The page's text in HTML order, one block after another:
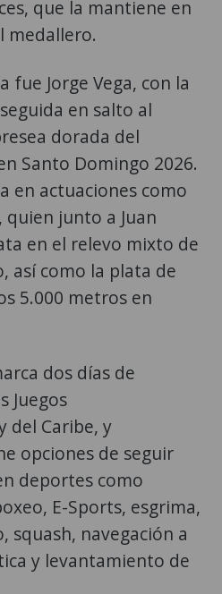
que la mantiene en
medallero.
fue Jorge Vega, con la
en salto al
dorada del
Santo Domingo 2026.
en actuaciones como
quien junto a Juan
en el relevo mixto de
así como la plata de
5.000 metros en
dos días de
Juegos
del Caribe, y
opciones de seguir
deportes como
E-Sports, esgrima,
navegación a
y levantamiento de